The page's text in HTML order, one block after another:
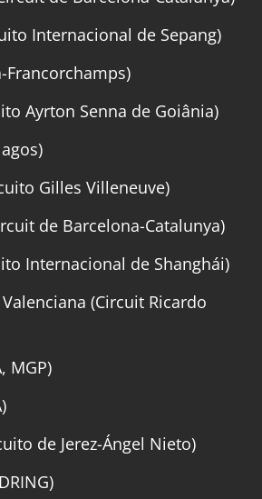
Internacional de Sepang)
Francorchamps)
Ayrton Senna de Goiânia)
Gilles Villeneuve)
de Barcelona-Catalunya)
Internacional de Shanghái)
(Circuit Ricardo
MGP)
de Jerez-Ángel Nieto)